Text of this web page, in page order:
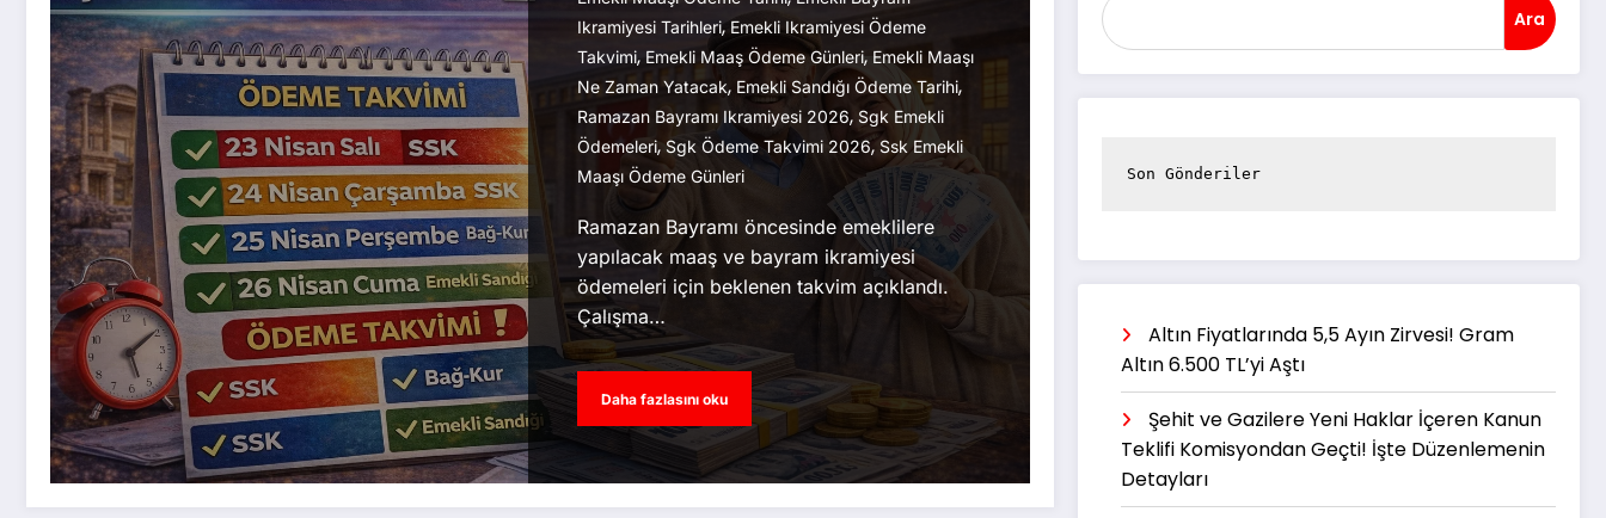
Ikramiyesi Tarihleri,Emekli Ikramiyesi Ödeme
Takvimi, Emekli Maaş Ödeme Günleri, Emekli Maaşı
Ne Zaman Yatacak, Emekli Sandığı Ödeme Tarihi,
Ramazan Bayramı Ikramiyesi 2026, Sgk Emekli
Ödemeleri, Sgk Ödeme Takvimi 2026, Ssk Emekli
Maaşı Ödeme Günleri
Ramazan Bayramı öncesinde emeklilere
yapılacak maaş ve bayram ikramiyesi
ödemeleri için beklenen takvim açıklandı.
Çalışma…
Daha fazlasını oku
Ara
Son Gönderiler
Altın Fiyatlarında 5,5 Ayın Zirvesi! Gram
Altın 6.500 TL’yi Aştı
Şehit ve Gazilere Yeni Haklar İçeren Kanun
Teklifi Komisyondan Geçti! İşte Düzenlemenin
Detayları